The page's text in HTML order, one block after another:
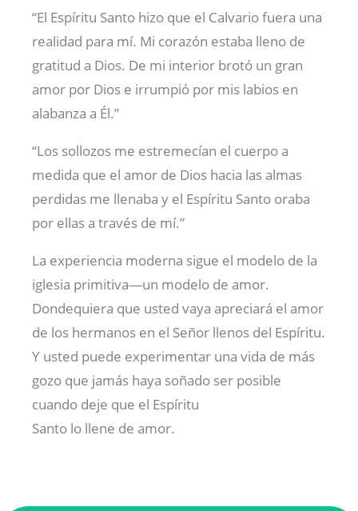
“El Espíritu Santo hizo que el Calvario fuera una
realidad para mí. Mi corazón estaba lleno de
gratitud a Dios. De mi interior brotó un gran
amor por Dios e irrumpió por mis labios en
alabanza a Él.”
“Los sollozos me estremecían el cuerpo a
medida que el amor de Dios hacia las almas
perdidas me llenaba y el Espíritu Santo oraba
por ellas a través de mí.”
La experiencia moderna sigue el modelo de la
iglesia primitiva―un modelo de amor.
Dondequiera que usted vaya apreciará el amor
de los hermanos en el Señor llenos del Espíritu.
Y usted puede experimentar una vida de más
gozo que jamás haya soñado ser posible
cuando deje que el Espíritu
Santo lo llene de amor.